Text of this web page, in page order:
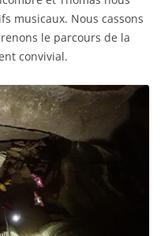
musicaux. Nous cassons
le parcours de la
convivial.